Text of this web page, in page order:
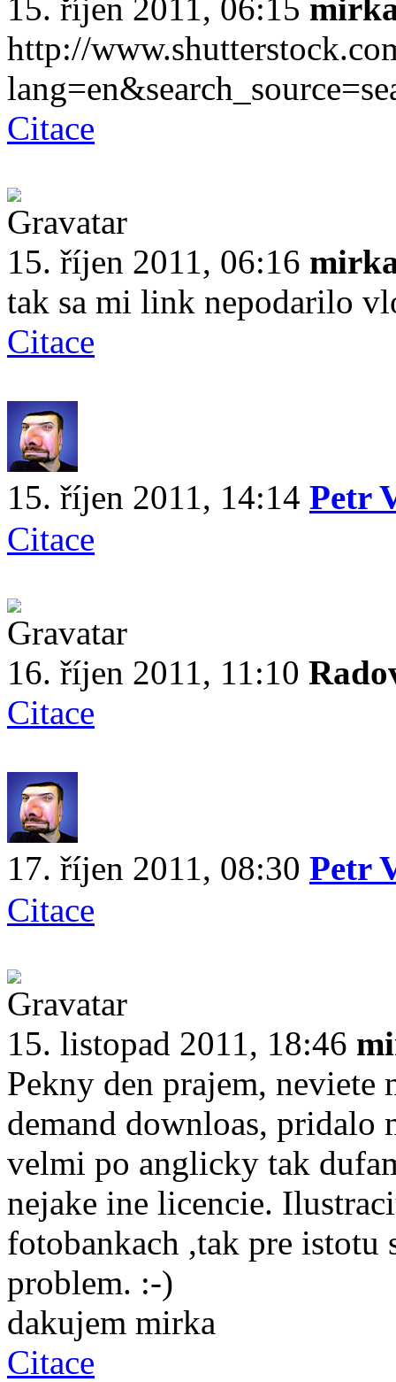
15. říjen 2011, 06:15
http://
Citace
15. říjen 2011, 06:16
tak sa mi link nepodarilo
Citace
15. říjen 2011, 14:14 Petr
Citace
16. říjen 2011, 11:10
Citace
17. říjen 2011, 08:30 Petr
Citace
15. listopad 2011, 18:46
Pekny den prajem,
demand downloas, pridalo
velmi po anglicky tak
nejake ine licencie.
fotobankach ,tak pre istotu
problem. :-)
dakujem mirka
Citace